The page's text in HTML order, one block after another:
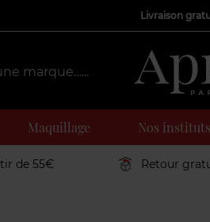
Livraison
Maquillage Nos instituts
de 55€ Retour